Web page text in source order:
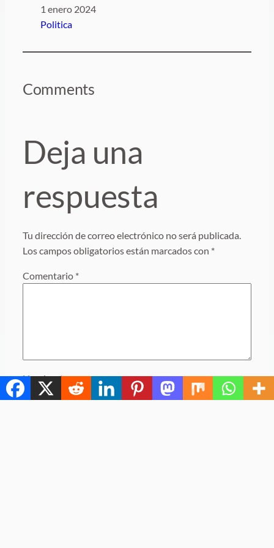
Fecha
1 enero 2024
Respecto a
Politica
Comments
Deja una
respuesta
Tu dirección de correo electrónico no será publicada.
Los campos obligatorios están marcados con *
Comentario *
Nombre*